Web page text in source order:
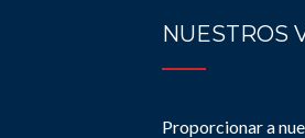
NUESTROS
Proporcionar a